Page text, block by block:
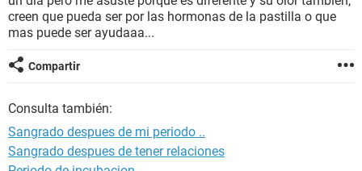
creen que pueda ser por las hormonas de la pastilla o que
mas puede ser ayudaaa...
Compartir
Consulta también:
Sangrado despues de mi periodo ..
Sangrado despues de tener relaciones